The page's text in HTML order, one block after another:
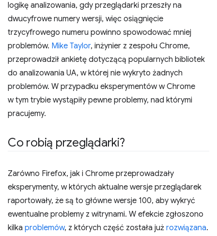
logikę analizowania, gdy przeglądarki przeszły na
dwucyfrowe numery wersji, więc osiągnięcie
trzycyfrowego numeru powinno spowodować mniej
problemów. Mike Taylor, inżynier z zespołu Chrome,
przeprowadził ankietę dotyczącą popularnych bibliotek
do analizowania UA, w której nie wykryto żadnych
problemów. W przypadku eksperymentów w Chrome
w tym trybie wystąpiły pewne problemy, nad którymi
pracujemy.
Co robią przeglądarki?
Zarówno Firefox, jak i Chrome przeprowadzały
eksperymenty, w których aktualne wersje przeglądarek
raportowały, że są to główne wersje 100, aby wykryć
ewentualne problemy z witrynami. W efekcie zgłoszono
kilka problemów, z których część została już rozwiązana.